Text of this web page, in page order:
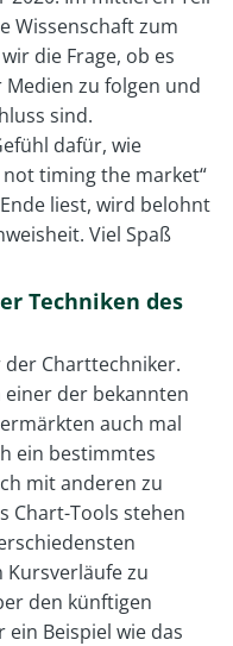
Wissenschaft zum
die Frage, ob es
zu folgen und
sind.
dafür, wie
timing the market“
liest, wird belohnt
Viel Spaß
Techniken des
der Charttechniker.
einer der bekannten
auch mal
ein bestimmtes
mit anderen zu
Chart-Tools stehen
Kursverläufe zu
den künftigen
Beispiel wie das